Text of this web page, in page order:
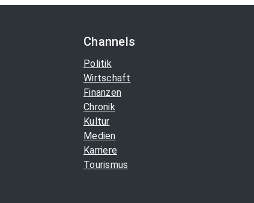
Channels
Politik
Wirtschaft
Finanzen
Chronik
Kultur
Medien
Karriere
Tourismus